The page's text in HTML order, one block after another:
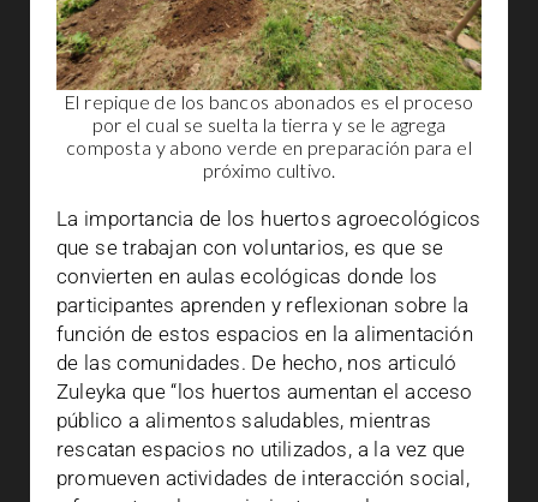
El repique de los bancos abonados es el proceso
por el cual se suelta la tierra y se le agrega
composta y abono verde en preparación para el
próximo cultivo.
La importancia de los huertos agroecológicos
que se trabajan con voluntarios, es que se
convierten en aulas ecológicas donde los
participantes aprenden y reflexionan sobre la
función de estos espacios en la alimentación
de las comunidades. De hecho, nos articuló
Zuleyka que “los huertos aumentan el acceso
público a alimentos saludables, mientras
rescatan espacios no utilizados, a la vez que
promueven actividades de interacción social,